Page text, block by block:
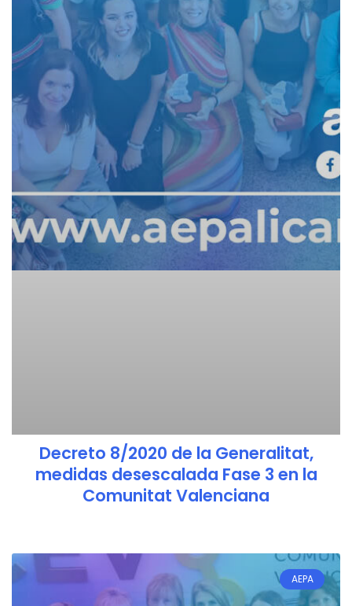
Decreto 8/2020 de la Generalitat,
medidas desescalada Fase 3 en la
Comunitat Valenciana
AEPA